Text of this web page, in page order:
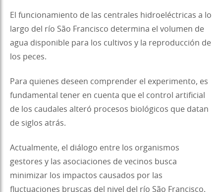
El funcionamiento de las centrales hidroeléctricas a lo
largo del río São Francisco determina el volumen de
agua disponible para los cultivos y la reproducción de
los peces.
Para quienes deseen comprender el experimento, es
fundamental tener en cuenta que el control artificial
de los caudales alteró procesos biológicos que datan
de siglos atrás.
Actualmente, el diálogo entre los organismos
gestores y las asociaciones de vecinos busca
minimizar los impactos causados por las
fluctuaciones bruscas del nivel del río São Francisco.